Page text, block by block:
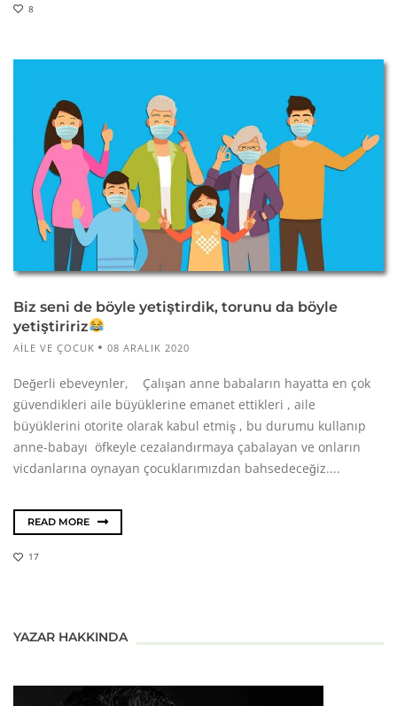
8
Biz seni de böyle yetiştirdik, torunu da böyle
yetiştiririz
AILE VE ÇOCUK 08 ARALIK 2020
Değerli ebeveynler, Çalışan anne babaların hayatta en çok
güvendikleri aile büyüklerine emanet ettikleri , aile
büyüklerini otorite olarak kabul etmiş , bu durumu kullanıp
anne-babayı öfkeyle cezalandırmaya çabalayan ve onların
vicdanlarına oynayan çocuklarımızdan bahsedeceğiz....
READ MORE
17
YAZAR HAKKINDA